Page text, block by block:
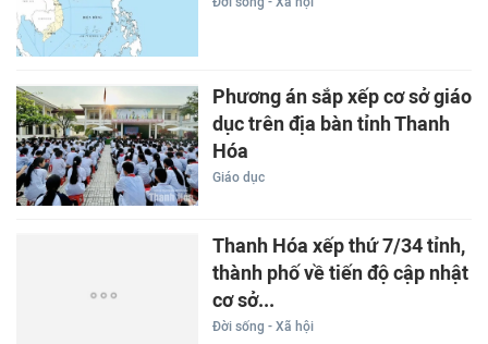
Phương án sắp xếp cơ sở giáo
dục trên địa bàn tỉnh Thanh
Hóa
Giáo dục
Thanh Hóa xếp thứ 7/34 tỉnh,
thành phố về tiến độ cập nhật
cơ sở...
Đời sống - Xã hội